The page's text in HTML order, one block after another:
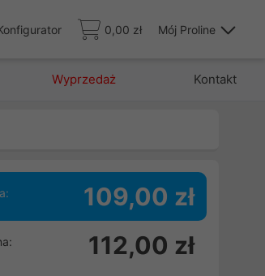
0,00 zł Mój Proline
Wyprzedaż Kontakt
109,00 zł
112,00 zł